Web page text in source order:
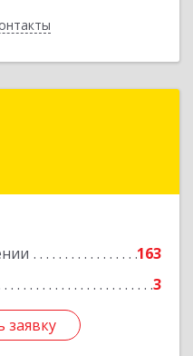
163
3
заявку
г, Чайковского пр-
заявку